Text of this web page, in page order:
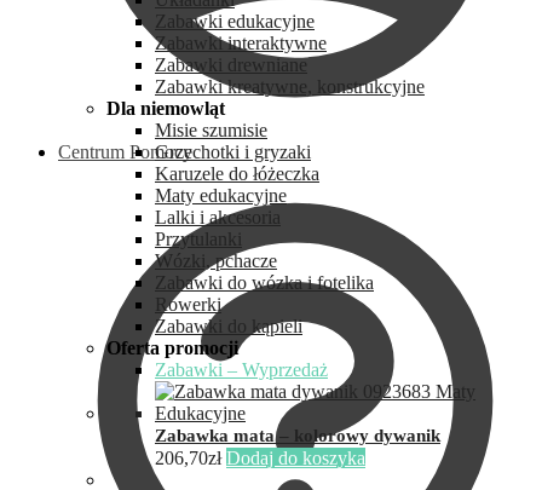
Centrum Pomocy
Zabawki edukacyjne
Zabawki interaktywne
Zabawki drewniane
Zabawki kreatywne, konstrukcyjne
Dla niemowląt
Misie szumisie
Grzechotki i gryzaki
Karuzele do łóżeczka
Maty edukacyjne
Lalki i akcesoria
Przytulanki
Wózki, pchacze
Zabawki do wózka i fotelika
Rowerki
Zabawki do kąpieli
Oferta promocji
Zabawki – Wyprzedaż
Zabawka mata – kolorowy dywanik
206,70zł Dodaj do koszyka